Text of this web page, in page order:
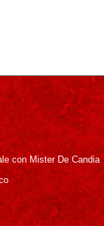
con Mister De Candia